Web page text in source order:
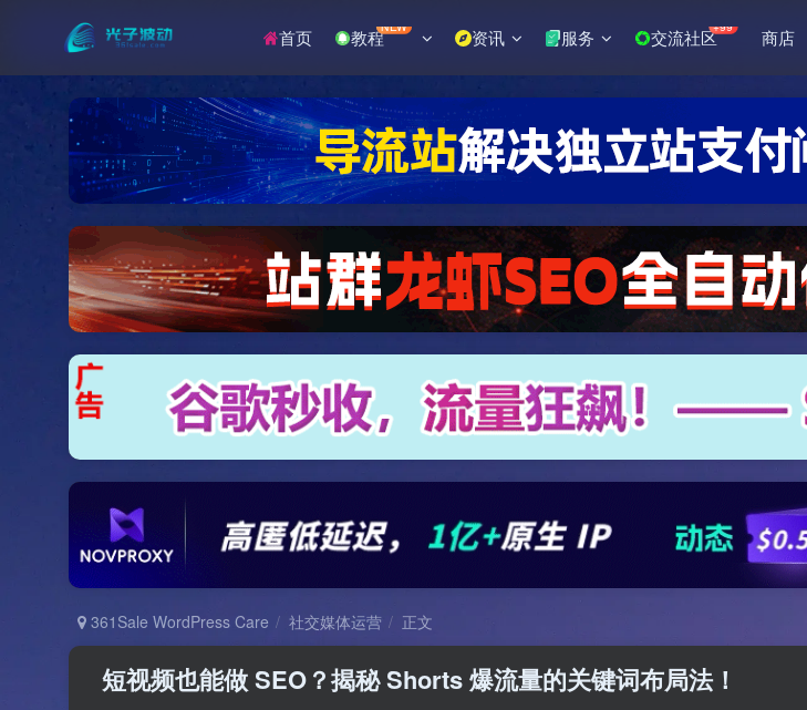
首页 教程NEW 资讯 服务 交流社区+99 商店
361Sale WordPress Care 社交媒体运营 正文
短视频也能做 SEO？揭秘 Shorts 爆流量的关键词布局法！